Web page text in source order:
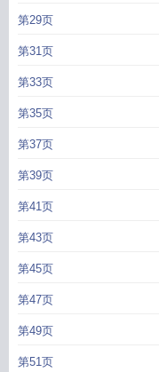
第29页
第31页
第33页
第35页
第37页
第39页
第41页
第43页
第45页
第47页
第49页
第51页